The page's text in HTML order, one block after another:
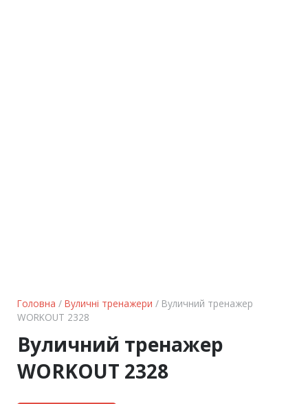
Головна / Вуличні тренажери / Вуличний тренажер
WORKOUT 2328
Вуличний тренажер
WORKOUT 2328